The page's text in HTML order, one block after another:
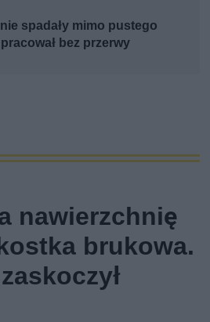
spadały mimo pustego
bez przerwy
nawierzchnię
brukowa.